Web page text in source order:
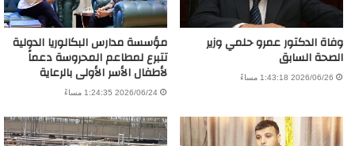
وفاة الدكتور عمرو حلمي وزير
الصحة السابق
2026/06/26 1:43:18 مساءً
مؤسسة مدارس البكالوريا الدولية
تتبرع لمطاعم المحروسة دعماً
لأطفال الأسر الأولى بالرعاية
2026/06/24 1:24:35 مساءً